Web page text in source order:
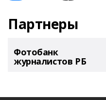
Партнеры
Фотобанк
журналистов РБ